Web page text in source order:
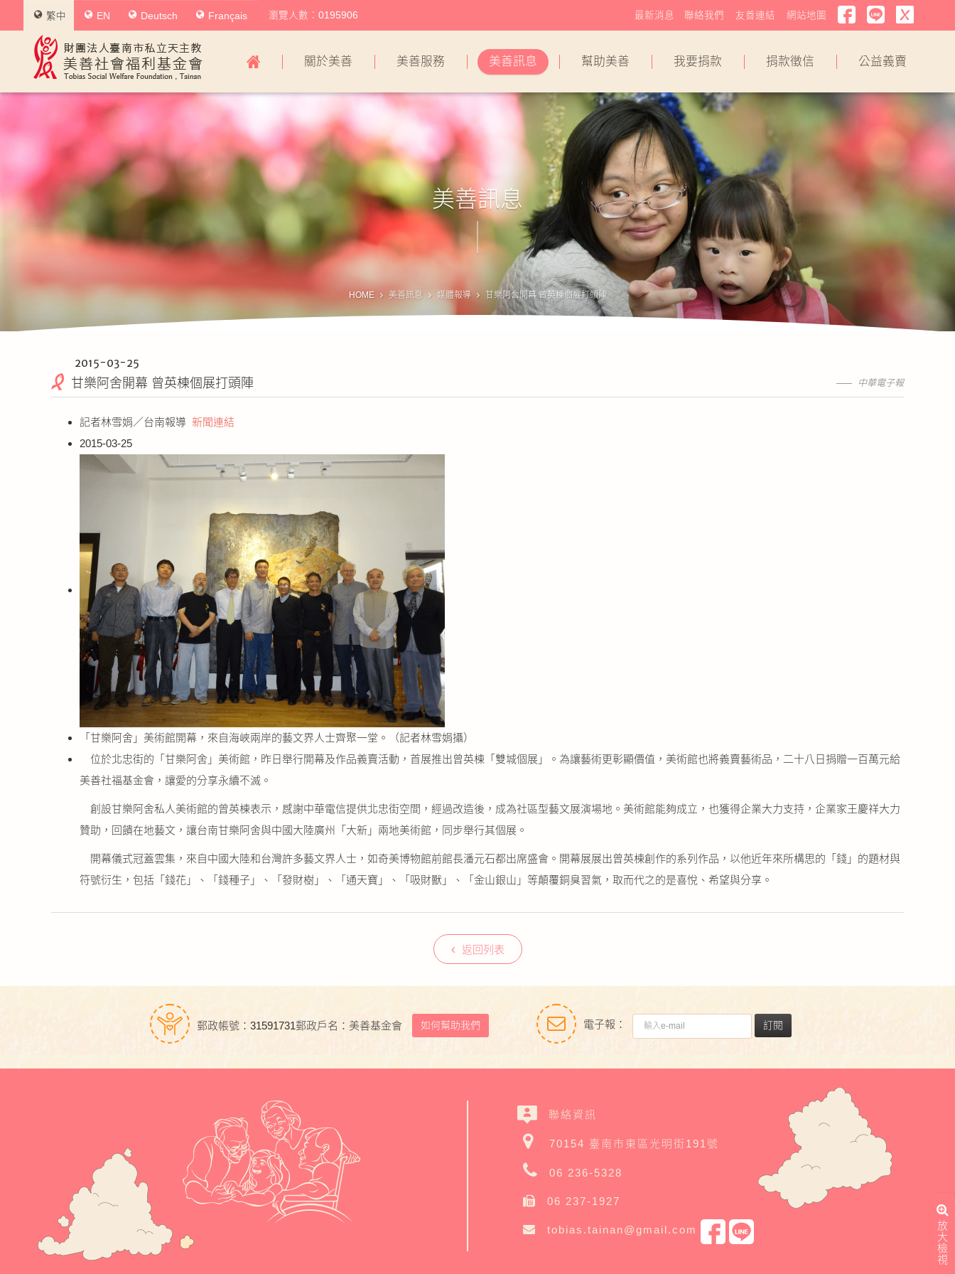
社
會
福
利
金
會
導
覽
關於美善 美善服務 美善訊息 幫助美善 我要捐款 捐款徵信 公益義賣
繁中 EN Deutsch Français 瀏覽人數：0195906 最新消息 聯絡我們 友善連結 網站地圖
美善訊息
HOME 美善訊息 媒體報導 甘樂阿舍開幕 曾英棟個展打頭陣
放
大
檢
視
中華電子報
2015-03-25
甘樂阿舍開幕 曾英棟個展打頭陣
記者林雪娟／台南報導 新聞連結
2015-03-25
「甘樂阿舍」美術館開幕，來自海峽兩岸的藝文界人士齊聚一堂。（記者林雪娟攝）
位於北忠街的「甘樂阿舍」美術館，昨日舉行開幕及作品義賣活動，首展推出曾英棟「雙城個展」。為讓藝術更彰顯價值，美術館也將義賣藝術品，二十八日捐贈一百萬元給
美善社福基金會，讓愛的分享永續不滅。
創設甘樂阿舍私人美術館的曾英棟表示，感謝中華電信提供北忠街空間，經過改造後，成為社區型藝文展演場地。美術館能夠成立，也獲得企業大力支持，企業家王慶祥大力
贊助，回饋在地藝文，讓台南甘樂阿舍與中國大陸廣州「大新」兩地美術館，同步舉行其個展。
開幕儀式冠蓋雲集，來自中國大陸和台灣許多藝文界人士，如奇美博物館前館長潘元石都出席盛會。開幕展展出曾英棟創作的系列作品，以他近年來所構思的「錢」的題材與
符號衍生，包括「錢花」、「錢種子」、「發財樹」、「通天寶」、「吸財獸」、「金山銀山」等顛覆銅臭習氣，取而代之的是喜悅、希望與分享。
返回列表
郵政帳號：31591731郵政戶名：美善基金會 如何幫助我們 電子報： 訂閱
聯絡資訊
70154 臺南市東區光明街191號
06 236-5328
06 237-1927
tobias.tainan@gmail.com